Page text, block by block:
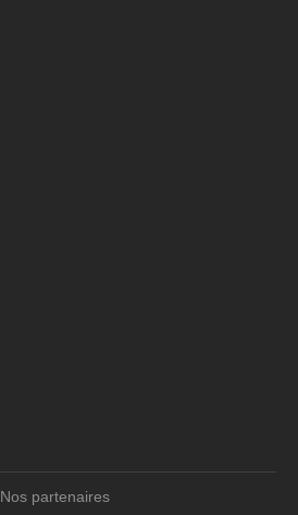
Nos partenaires